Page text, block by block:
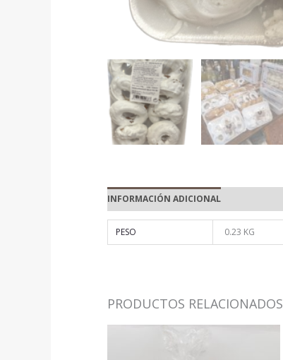
INFORMACIÓN ADICIONAL
PESO 0.23 KG
PRODUCTOS RELACIONADOS